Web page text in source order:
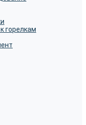
горелкам